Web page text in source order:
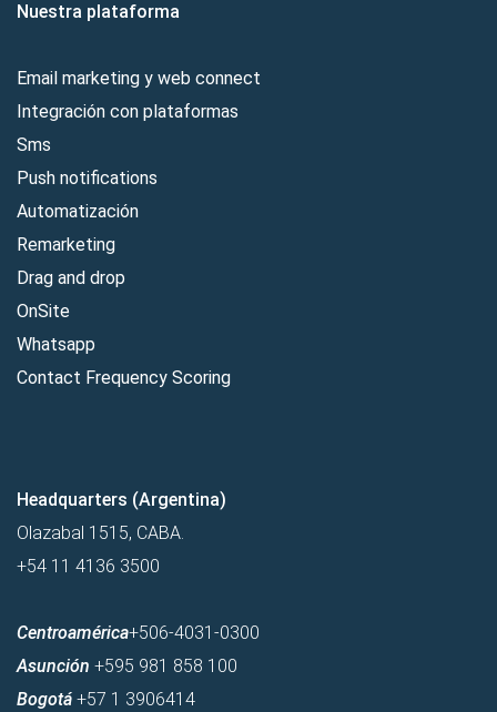
Nuestra plataforma
Email marketing y web connect
Integración con plataformas
Sms
Push notifications
Automatización
Remarketing
Drag and drop
OnSite
Whatsapp
Contact Frequency Scoring
Headquarters (Argentina)
Olazabal 1515, CABA.
+54 11 4136 3500
Centroamérica+506-4031-0300
Asunción +595 981 858 100
Bogotá +57 1 3906414